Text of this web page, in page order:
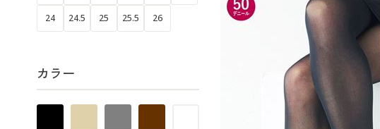
24 24.5 25 25.5 26
カラー